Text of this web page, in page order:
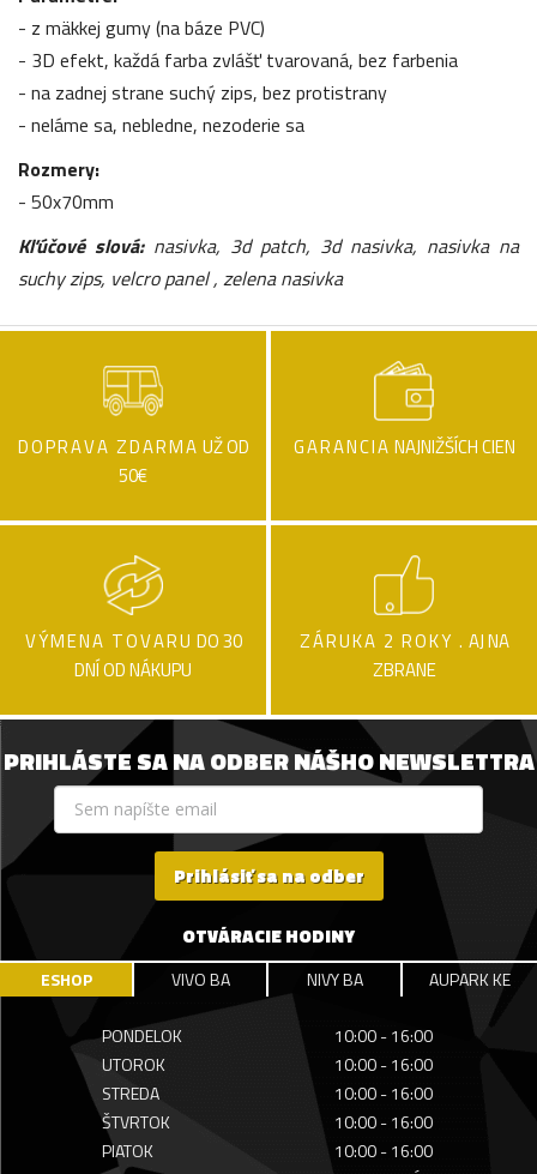
- z mäkkej gumy (na báze PVC)
- 3D efekt, každá farba zvlášť tvarovaná, bez farbenia
- na zadnej strane suchý zips, bez protistrany
- neláme sa, nebledne, nezoderie sa
Rozmery:
- 50x70mm
Kľúčové slová: nasivka, 3d patch, 3d nasivka, nasivka na
suchy zips, velcro panel , zelena nasivka
DOPRAVA ZDARMA UŽ OD
50€
GARANCIA NAJNIŽŠÍCH CIEN
VÝMENA TOVARU DO 30
DNÍ OD NÁKUPU
ZÁRUKA 2 ROKY . AJ NA
ZBRANE
PRIHLÁSTE SA NA ODBER NÁŠHO NEWSLETTRA
Prihlásiť sa na odber
OTVÁRACIE HODINY
ESHOP VIVO BA NIVY BA AUPARK KE
PONDELOK
10:00 - 16:00
UTOROK
10:00 - 16:00
STREDA
10:00 - 16:00
ŠTVRTOK
10:00 - 16:00
PIATOK
10:00 - 16:00